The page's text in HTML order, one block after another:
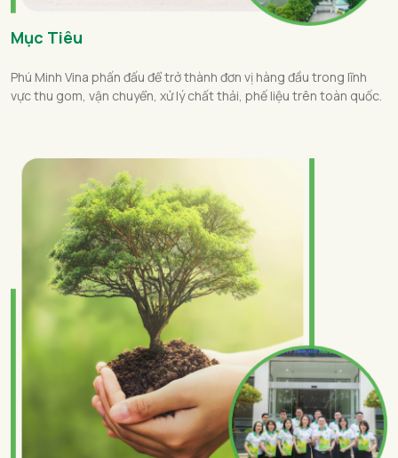
Mục Tiêu
Phú Minh Vina phấn đấu để trở thành đơn vị hàng đầu trong lĩnh
vực thu gom, vận chuyển, xử lý chất thải, phế liệu trên toàn quốc.